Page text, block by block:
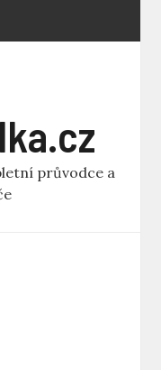
průvodce a